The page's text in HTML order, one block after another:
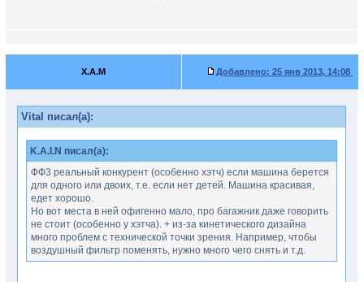
X.A.M Добавлено: 25 янв 2013, 14:08
Vital писал(а):
K.A.I.N писал(а):
ФФ3 реальный конкурент (особенно хэтч) если машина берется
для одного или двоих, т.е. если нет детей. Машина красивая,
едет хорошо.
Но вот места в ней офигенно мало, про багажник даже говорить
не стоит (особенно у хэтча). + из-за кинетического дизайна
много проблем с технической точки зрения. Например, чтобы
воздушный фильтр поменять, нужно много чего снять и т.д.